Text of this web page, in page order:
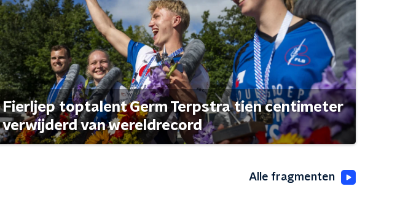
Fierljep toptalent Germ Terpstra tien centimeter
verwijderd van wereldrecord
Alle fragmenten